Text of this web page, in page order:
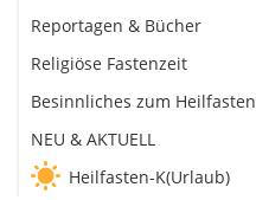
Reportagen & Bücher
Religiöse Fastenzeit
Besinnliches zum Heilfasten
NEU & AKTUELL
Heilfasten-K(Urlaub)